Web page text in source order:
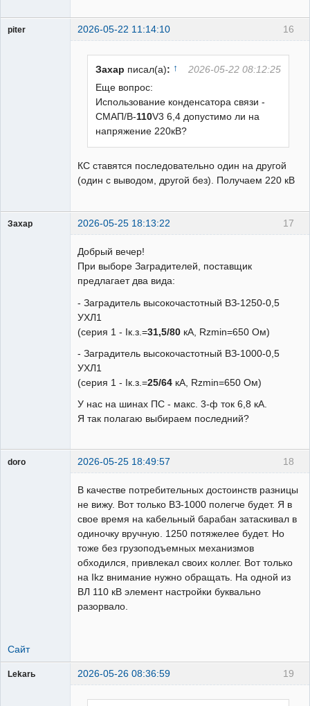
16
piter 2026-05-22 11:14:10
Захар писал(а): ↑
2026-05-22 08:12:25
Еще вопрос:
Использование конденсатора связи -
СМАП/В-110V3 6,4 допустимо ли на
напряжение 220кВ?
КС ставятся последовательно один на другой
(один с выводом, другой без). Получаем 220 кВ
17
Захар 2026-05-25 18:13:22
Добрый вечер!
При выборе Заградителей, поставщик
предлагает два вида:
- Заградитель высокочастотный ВЗ-1250-0,5
УХЛ1
(серия 1 - Iк.з.=31,5/80 кА, Rzmin=650 Ом)
- Заградитель высокочастотный ВЗ-1000-0,5
УХЛ1
(серия 1 - Iк.з.=25/64 кА, Rzmin=650 Ом)
У нас на шинах ПС - макс. 3-ф ток 6,8 кА.
Я так полагаю выбираем последний?
18
doro 2026-05-25 18:49:57
В качестве потребительных достоинств разницы
не вижу. Вот только ВЗ-1000 полегче будет. Я в
свое время на кабельный барабан затаскивал в
одиночку вручную. 1250 потяжелее будет. Но
тоже без грузоподъемных механизмов
обходился, привлекал своих коллег. Вот только
на Ikz внимание нужно обращать. На одной из
ВЛ 110 кВ элемент настройки буквально
разорвало.
Сайт
19
Lekarь 2026-05-26 08:36:59